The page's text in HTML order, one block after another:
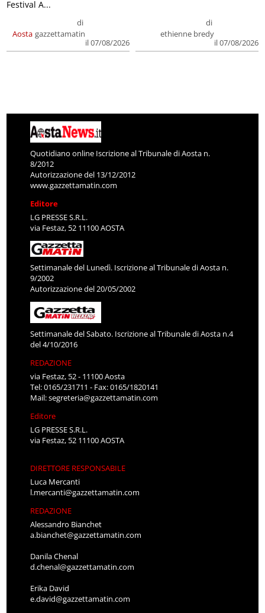
Aosta
di
gazzettamatin
il 07/08/2026
Festival A...
di
ethienne bredy
il 07/08/2026
Quotidiano online Iscrizione al Tribunale di Aosta n.
8/2012
Autorizzazione del 13/12/2012
www.gazzettamatin.com
Editore
LG PRESSE S.R.L.
via Festaz, 52 11100 AOSTA
Settimanale del Lunedì. Iscrizione al Tribunale di Aosta n.
9/2002
Autorizzazione del 20/05/2002
Settimanale del Sabato. Iscrizione al Tribunale di Aosta n.4
del 4/10/2016
REDAZIONE
via Festaz, 52 - 11100 Aosta
Tel: 0165/231711 - Fax: 0165/1820141
Mail:segreteria@gazzettamatin.com
Editore
LG PRESSE S.R.L.
via Festaz, 52 11100 AOSTA
DIRETTORE RESPONSABILE
Luca Mercanti
l.mercanti@gazzettamatin.com
REDAZIONE
Alessandro Bianchet
a.bianchet@gazzettamatin.com
Danila Chenal
d.chenal@gazzettamatin.com
Erika David
e.david@gazzettamatin.com